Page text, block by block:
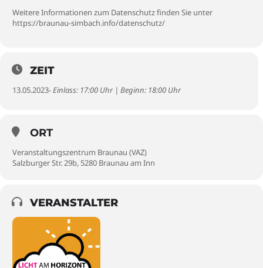
Weitere Informationen zum Datenschutz finden Sie unter
https://braunau-simbach.info/datenschutz/
ZEIT
13.05.2023- Einlass: 17:00 Uhr | Beginn: 18:00 Uhr
ORT
Veranstaltungszentrum Braunau (VAZ)
Salzburger Str. 29b, 5280 Braunau am Inn
VERANSTALTER